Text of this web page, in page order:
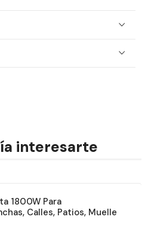
interesarte
1800W Para
Calles, Patios, Muelle